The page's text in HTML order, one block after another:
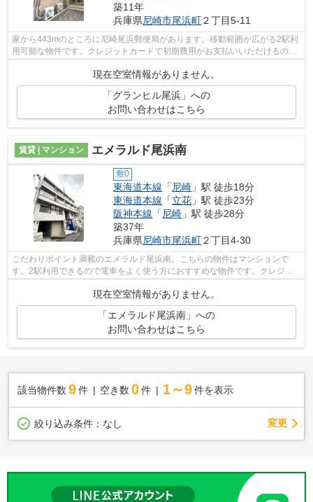
築11年
兵庫県尼崎市尾浜町２丁目5-11
家から443mのところに尼崎尾浜郵便局があります。移動範囲が広がる2駅利
用可能な物件です。クレジットカードで初期費用がお支払いいただけるの
で、決済の手間が軽減できます。築9年の...
現在空室情報がありません。
「グランヒル尾浜」への
お問い合わせはこちら
賃貸 | マンション エメラルド尾浜南
敷0
東海道本線 「尼崎 」駅 徒歩18分
東海道本線 「立花 」駅 徒歩23分
阪神本線 「尼崎 」駅 徒歩28分
築37年
兵庫県尼崎市尾浜町２丁目4-30
こだわりポイント満載のエメラルド尾浜南。こちらの物件はマンションで
す。2駅利用できるので電車をよく使う方におすすめな物件です。クレジッ
現在空室情報がありません。
「エメラルド尾浜南」への
お問い合わせはこちら
該当物件数 9件 空き数 0 件 1～9 件を表示
絞り込み条件： なし 変更